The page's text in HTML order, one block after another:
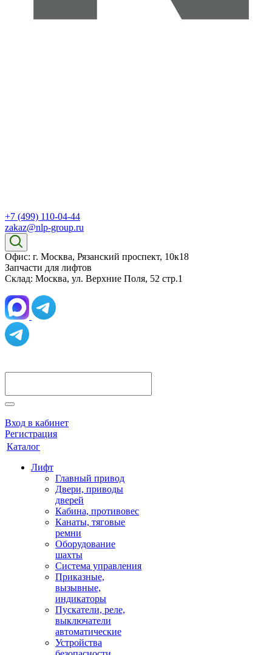
+7 (499) 110-04-44
zakaz@nlp-group.ru
Офис: г. Москва, Рязанский проспект, 10к18
Запчасти для лифтов
Склад: Москва, ул. Верхние Поля, 52 стр.1
Вход в кабинет
Регистрация
Каталог
Лифт
Главный привод
Двери, приводы
дверей
Кабина, противовес
Канаты, тяговые
ремни
Оборудование
шахты
Система управления
Приказные,
вызывные,
индикаторы
Пускатели, реле,
выключатели
автоматические
Устройства